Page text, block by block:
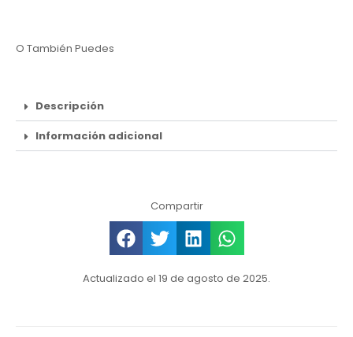
O También Puedes
Descripción
Información adicional
Compartir
Actualizado el 19 de agosto de 2025.